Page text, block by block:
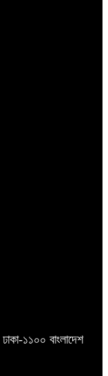
১১০০ বাংলাদেশ